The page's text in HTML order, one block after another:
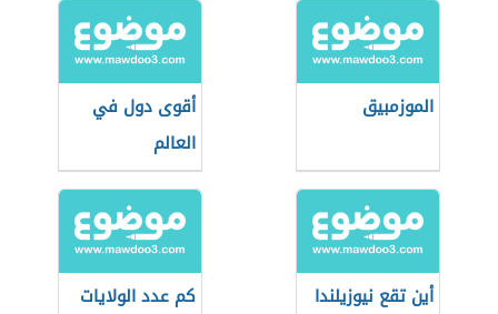
الموزمبيق
أقوى دول في
العالم
أين تقع نيوزيلندا
كم عدد الولايات